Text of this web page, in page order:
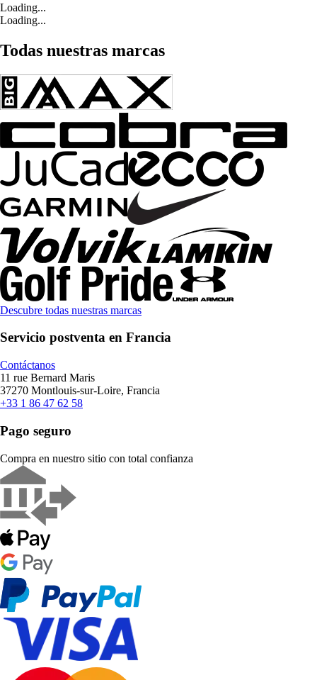
Loading...
Loading...
Todas nuestras marcas
Descubre todas nuestras marcas
Servicio postventa en Francia
Contáctanos
11 rue Bernard Maris
37270 Montlouis-sur-Loire, Francia
+33 1 86 47 62 58
Pago seguro
Compra en nuestro sitio con total confianza